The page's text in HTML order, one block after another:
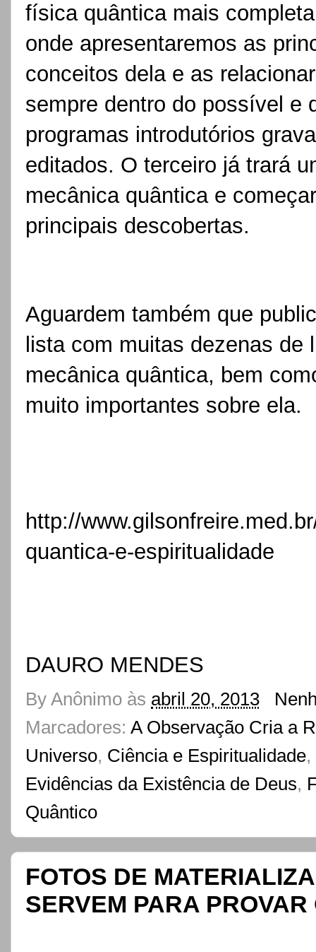
física quântica mais
onde apresentaremos as
conceitos dela e as
sempre dentro do possível e
programas introdutórios
editados. O terceiro já trará
mecânica quântica e
principais descobertas.
Aguardem também que
lista com muitas dezenas
mecânica quântica, bem
muito importantes sobre ela.
http://
quantica-e-espiritualidade
DAURO MENDES
By Anônimo às abril 20, 2013
Marcadores: A Observação Cria a
Universo, Ciência e Espiritualidade,
Evidências da Existência de Deus,
Quântico
FOTOS DE
SERVEM PARA